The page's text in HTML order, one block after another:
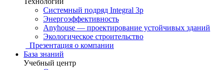
Системный подряд Integral 3p
Энергоэффективность
Anyhouse — проектирование устойчивых зданий
Экологическое строительство
Презентация о компании
База знаний
Учебный центр